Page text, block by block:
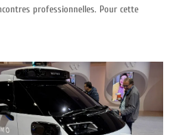
professionnelles. Pour cette